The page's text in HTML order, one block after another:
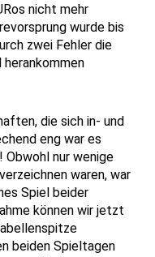
nicht mehr
wurde bis
zwei Fehler die
die sich in- und
eng war es
nur wenige
waren, war
Spiel beider
können wir jetzt
beiden Spieltagen